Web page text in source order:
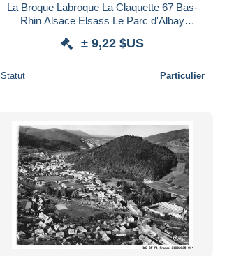
La Broque Labroque La Claquette 67 Bas-
Rhin Alsace Elsass Le Parc d'Albay
± 9,22 $US
Statut Particulier